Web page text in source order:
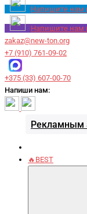
Напишите нам
Напишите нам
zakaz@new-ton.org
+7 (910) 761-09-02
+375 (33) 607-00-70
Напиши нам:
Рекламным
🔥BEST